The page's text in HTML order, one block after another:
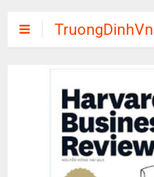
TruongDinhVn
Chia sẽ ebook,
tập miễn phí